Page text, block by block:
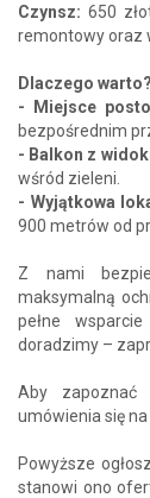
Czynsz: 650
remontowy oraz
Dlaczego warto?
- Miejsce
bezpośrednim
- Balkon z
wśród zieleni.
- Wyjątkowa
900 metrów od
Z nami
maksymalną
pełne
doradzimy –
Aby zapoznać
umówienia się
Powyższe
stanowi ono